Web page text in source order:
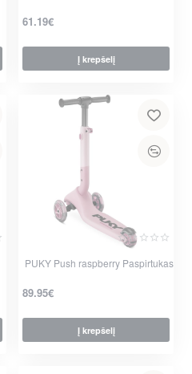
61.19€
Į krepšelį
PUKY Push raspberry Paspirtukas
89.95€
Į krepšelį